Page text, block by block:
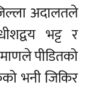
अदालतले
भट्ट र
पीडितको
भनी जिकिर